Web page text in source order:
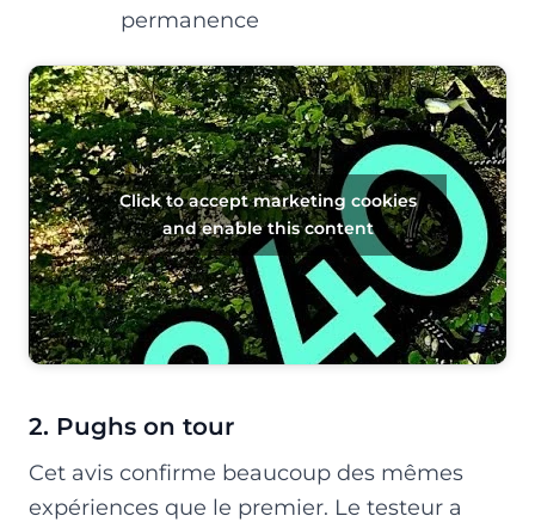
permanence
Click to accept marketing cookies
and enable this content
2. Pughs on tour
Cet avis confirme beaucoup des mêmes
expériences que le premier. Le testeur a